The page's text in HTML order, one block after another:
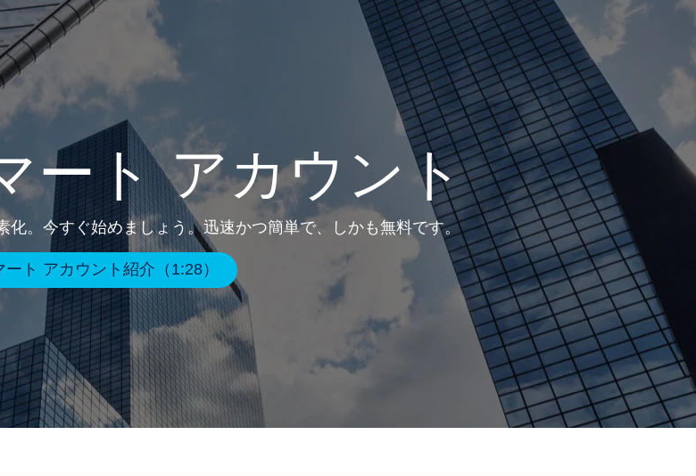
ート アカウント
化。今すぐ始めましょう。迅速かつ簡単で、しかも無料です。
ート アカウント紹介（1:28）